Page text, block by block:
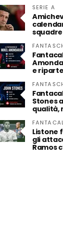
SERIE A
squadre
e
Stones
qualità,
Listone
gli
Ramos